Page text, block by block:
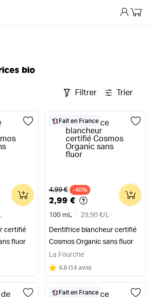
Mon
bio
Filtrer Trier
certifié
fluor
0
Fait en France
Ancien prix
4,99 € -40%
2,99 €
100 mL 29,90 €/ L
Dentifrice blancheur certifié
Cosmos Organic sans fluor
0
La Fourche
Note
4.8 sur 5
(14 avis)
Fait en France